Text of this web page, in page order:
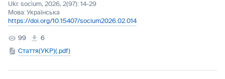
Ukr. socìum, 2026, 2(97): 14-29
Мова:Українська
https://doi.org/10.15407/socium2026.02.014
99
6
Стаття(УКР)(.pdf)